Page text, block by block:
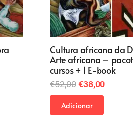
Cultura africana da
Arte africana –
cursos + 1 E-book
€52,00O
preço
original
€38,00O
Adicionar